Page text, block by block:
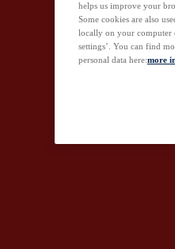
helps us improve your
Some cookies are also
locally on your computer
settings’. You can find
personal data here:more